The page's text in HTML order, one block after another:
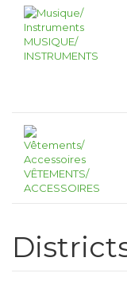
MUSIQUE/
INSTRUMENTS
VÊTEMENTS/
ACCESSOIRES